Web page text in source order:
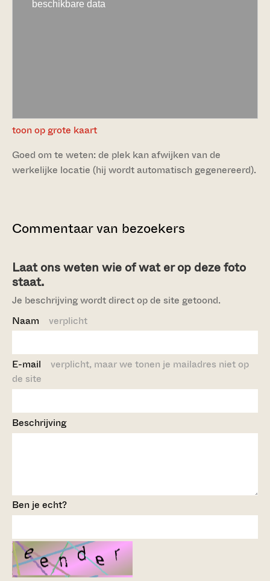
toon op grote kaart
Goed om te weten: de plek kan afwijken van de
werkelijke locatie (hij wordt automatisch gegenereerd).
Commentaar van bezoekers
Laat ons weten wie of wat er op deze foto
staat.
Je beschrijving wordt direct op de site getoond.
Naam verplicht
E-mail verplicht, maar we tonen je mailadres niet op
de site
Beschrijving
Ben je echt?